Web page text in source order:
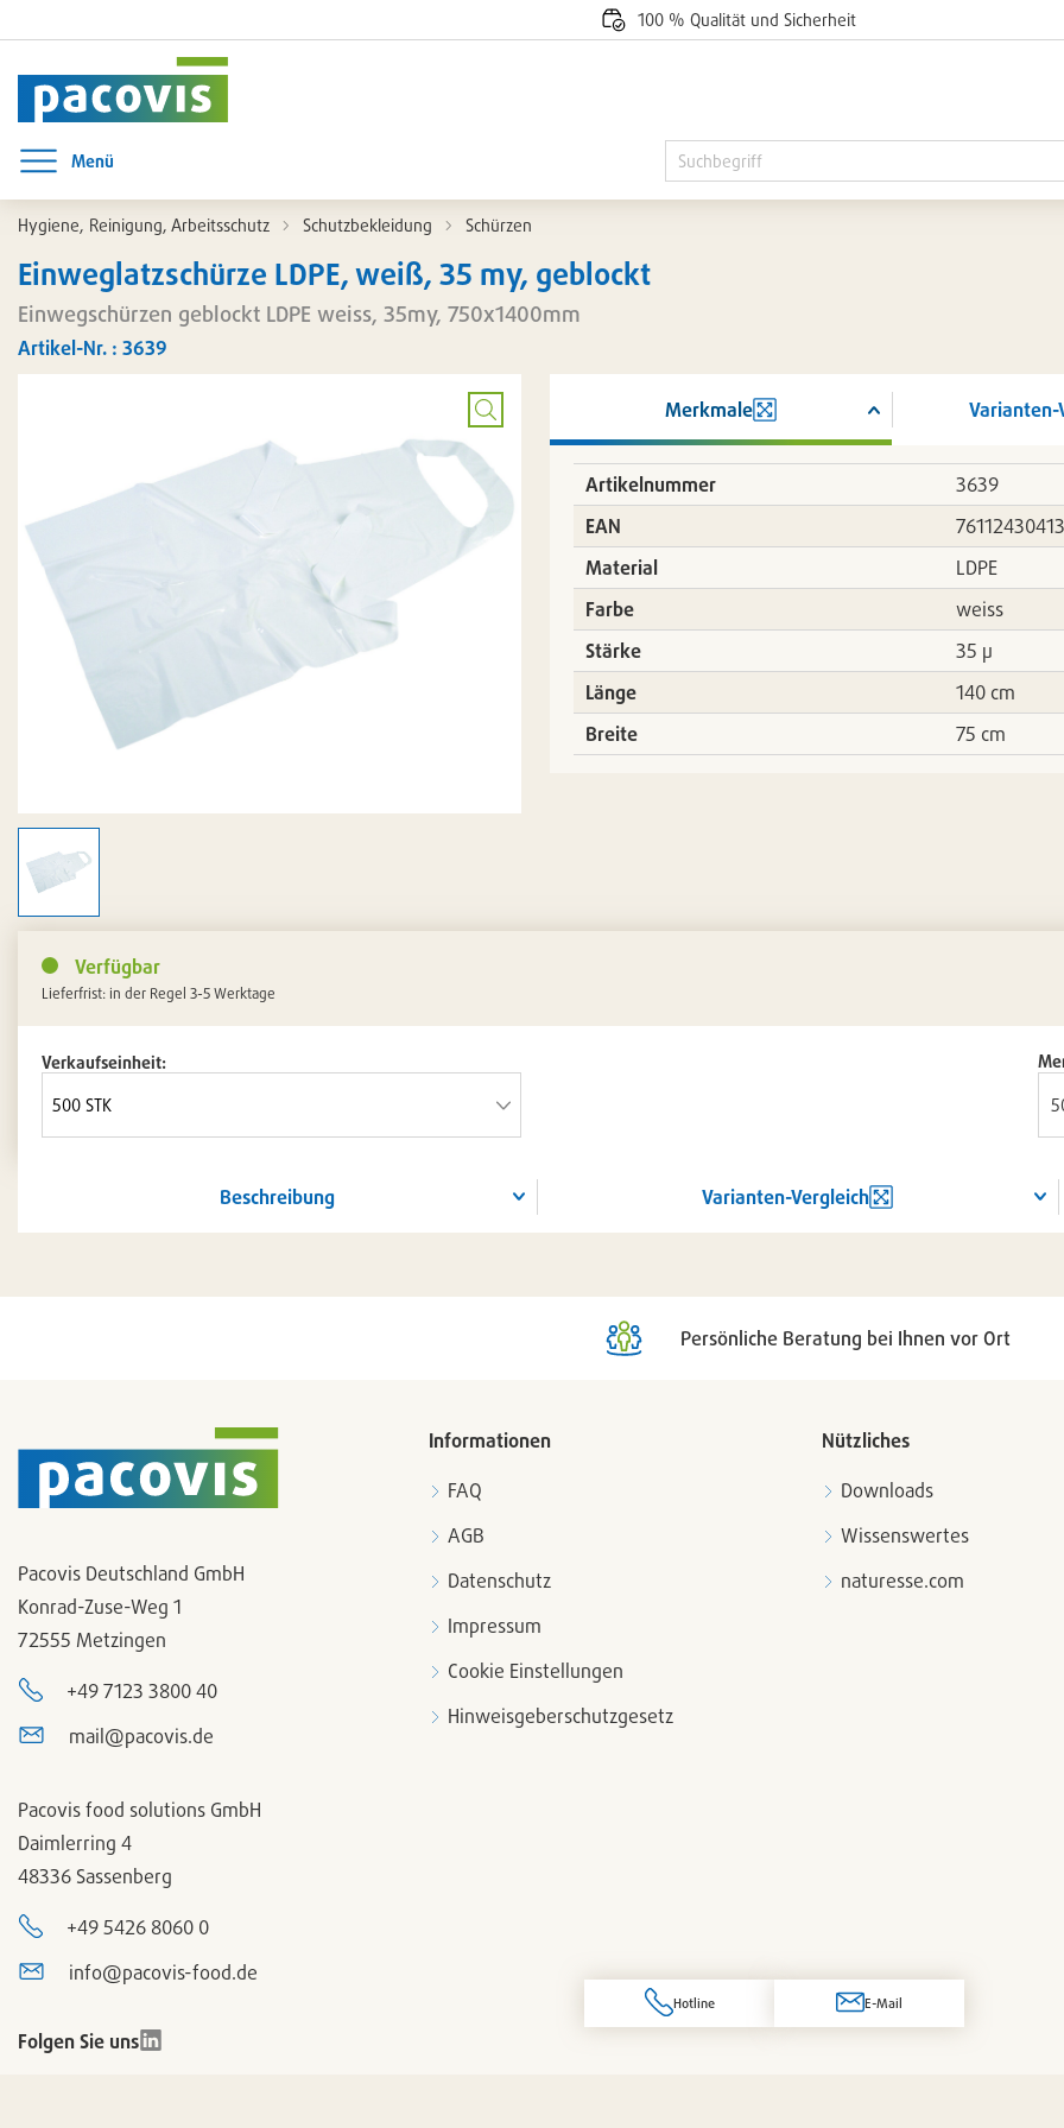
100 % Qualität und Sicherheit
Menü
Menü öffnen
Hygiene, Reinigung, Arbeitsschutz Schutzbekleidung Schürzen
Einweglatzschürze LDPE, weiß, 35 my, geblockt
Einwegschürzen geblockt LDPE weiss, 35my, 750x1400mm
Artikel-Nr. : 3639
Bild
vergrößern
Merkmale Varianten-
Artikelnummer
3639
EAN
Material
LDPE
Farbe
weiss
Stärke
35 µ
Länge
140 cm
Breite
75 cm
Verfügbar
Lieferfrist: in der Regel 3-5 Werktage
Verkaufseinheit:
Beschreibung Varianten-Vergleich
Persönliche Beratung bei Ihnen vor Ort
Pacovis Deutschland GmbH
Konrad-Zuse-Weg 1
72555 Metzingen
+49 7123 3800 40
mail@pacovis.de
Pacovis food solutions GmbH
Daimlerring 4
48336 Sassenberg
+49 5426 8060 0
info@pacovis-food.de
Folgen Sie uns
Informationen
FAQ
AGB
Datenschutz
Impressum
Cookie Einstellungen
Hinweisgeberschutzgesetz
Nützliches
Downloads
Wissenswertes
naturesse.com
Hotline E-Mail